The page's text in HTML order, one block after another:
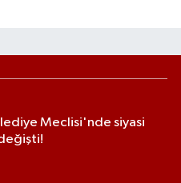
Meclisi'nde siyasi